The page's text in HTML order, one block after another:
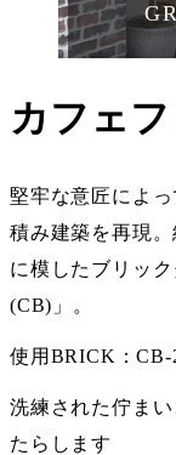
カフェ
堅牢な意匠によ
積み建築を再現
に模したブリッ
(CB) 」。
使用BRICK：CB-
洗練された佇ま
たらします